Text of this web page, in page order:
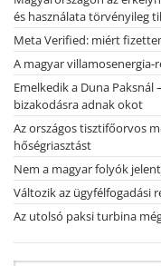
és használata törvényileg
Meta Verified: miért
A magyar villamosenergia-
Emelkedik a Duna
bizakodásra adnak okot
Az országos tisztifőorvos
hőségriasztást
Nem a magyar folyók
Változik az ügyfélfogadási
Az utolsó paksi turbina